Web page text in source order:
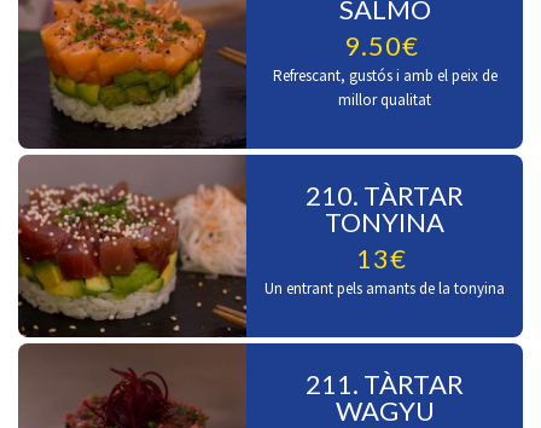
SALMÓ
9.50€
Refrescant, gustós i amb el peix de
millor qualitat
210. TÀRTAR
TONYINA
13€
Un entrant pels amants de la tonyina
211. TÀRTAR
WAGYU